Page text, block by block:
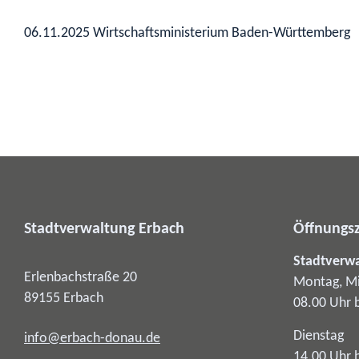
06.11.2025 Wirtschaftsministerium Baden-Württemberg
Stadtverwaltung Erbach
Erlenbachstraße 20
89155 Erbach
info@erbach-donau.de
Montag,
08.00 Uhr
Dienstag